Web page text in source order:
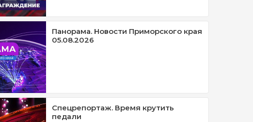
Панорама. Новости Приморского края
05.08.2026
Спецрепортаж. Время крутить
педали